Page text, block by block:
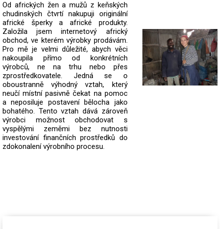
Od afrických žen a mužů z keňských
chudinských čtvrtí nakupuji originální
africké šperky a africké produkty.
Založila jsem internetový africký
obchod, ve kterém výrobky prodávám.
Pro mě je velmi důležité, abych věci
nakoupila přímo od konkrétních
výrobců, ne na trhu nebo přes
zprostředkovatele. Jedná se o
oboustranně výhodný vztah, který
neučí místní pasivně čekat na pomoc
a neposiluje postavení bělocha jako
bohatého. Tento vztah dává zároveň
výrobci možnost obchodovat s
vyspělými zeměmi bez nutnosti
investování finančních prostředků do
zdokonalení výrobního procesu.